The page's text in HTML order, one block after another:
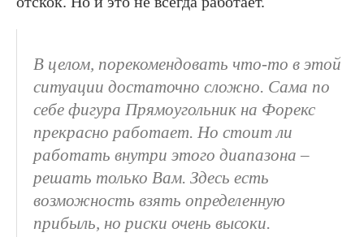
В целом, порекомендовать что-то в этой
ситуации достаточно сложно. Сама по
себе фигура Прямоугольник на Форекс
прекрасно работает. Но стоит ли
работать внутри этого диапазона –
решать только Вам. Здесь есть
возможность взять определенную
прибыль, но риски очень высоки.